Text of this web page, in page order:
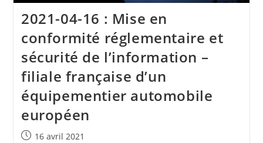
2021-04-16 : Mise en
conformité réglementaire et
sécurité de l’information –
filiale française d’un
équipementier automobile
européen
Publication
16 avril 2021